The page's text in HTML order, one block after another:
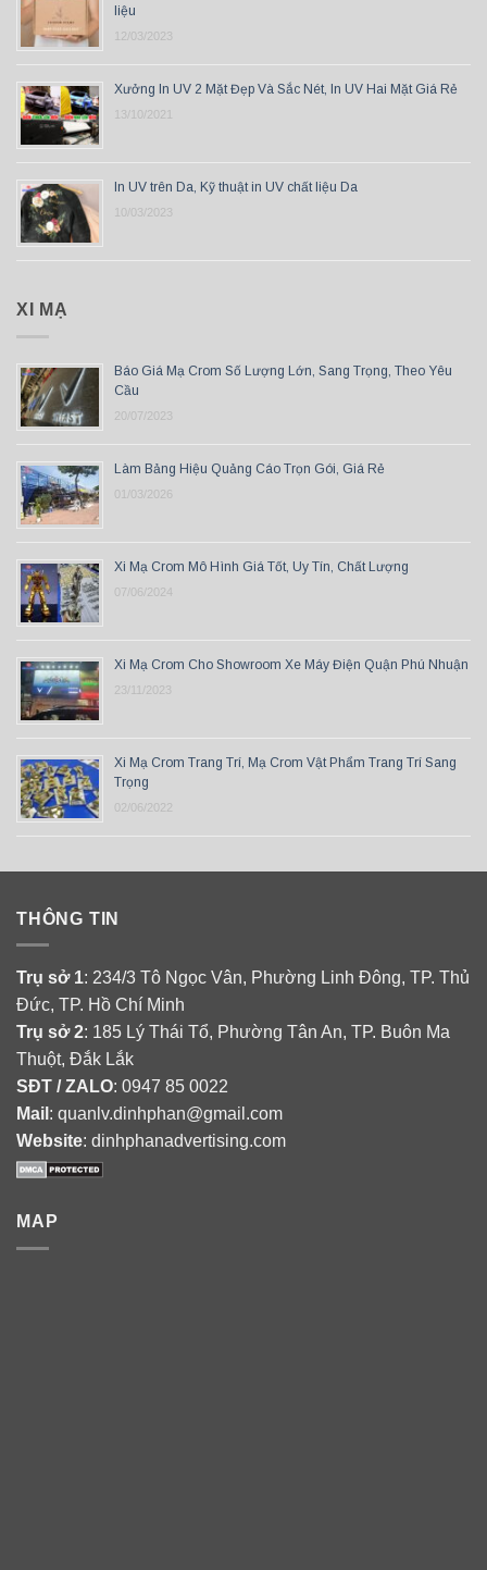
liệu
12/03/2023
Xưởng In UV 2 Mặt Đẹp Và Sắc Nét, In UV Hai Mặt Giá Rẻ
13/10/2021
In UV trên Da, Kỹ thuật in UV chất liệu Da
10/03/2023
XI MẠ
Báo Giá Mạ Crom Số Lượng Lớn, Sang Trọng, Theo Yêu
Cầu
20/07/2023
Làm Bảng Hiệu Quảng Cáo Trọn Gói, Giá Rẻ
01/03/2026
Xi Mạ Crom Mô Hình Giá Tốt, Uy Tín, Chất Lượng
07/06/2024
Xi Mạ Crom Cho Showroom Xe Máy Điện Quận Phú Nhuận
23/11/2023
Xi Mạ Crom Trang Trí, Mạ Crom Vật Phẩm Trang Trí Sang
Trọng
02/06/2022
THÔNG TIN
Trụ sở 1: 234/3 Tô Ngọc Vân, Phường Linh Đông, TP. Thủ
Đức, TP. Hồ Chí Minh
Trụ sở 2: 185 Lý Thái Tổ, Phường Tân An, TP. Buôn Ma
Thuột, Đắk Lắk
SĐT / ZALO: 0947 85 0022
Mail : quanlv.dinhphan@gmail.com
Website: dinhphanadvertising.com
MAP